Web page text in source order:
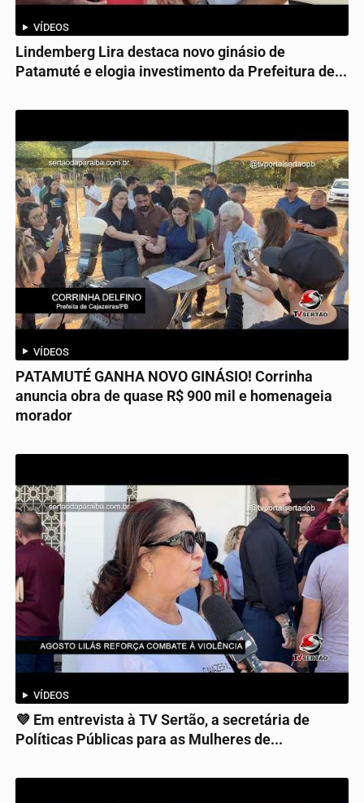
VÍDEOS
Lindemberg Lira destaca novo ginásio de
Patamuté e elogia investimento da Prefeitura de...
VÍDEOS
PATAMUTÉ GANHA NOVO GINÁSIO! Corrinha
anuncia obra de quase R$ 900 mil e homenageia
morador
VÍDEOS
💜 Em entrevista à TV Sertão, a secretária de
Políticas Públicas para as Mulheres de...